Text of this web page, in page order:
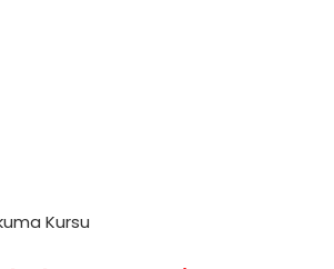
Kursu